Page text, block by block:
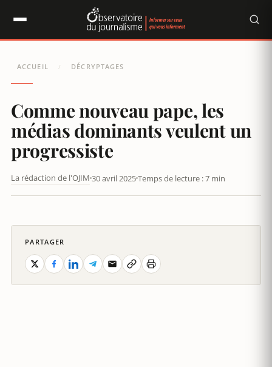
ACCUEIL / DÉCRYPTAGES
Comme nouveau pape, les
médias dominants veulent un
progressiste
La rédaction de l'OJIM 30 avril 2025Temps de lecture : 7 min
PARTAGER
Panneau de gestion des cookies